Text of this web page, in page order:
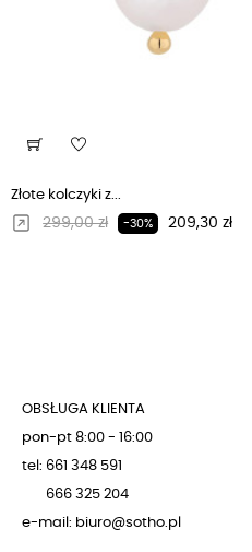
Złote kolczyki z...
Regularna cena
299,00 zł -30% Cena
209,30 zł
OBSŁUGA KLIENTA
pon-pt 8:00 - 16:00
tel: 661 348 591
666 325 204
e-mail: biuro@sotho.pl